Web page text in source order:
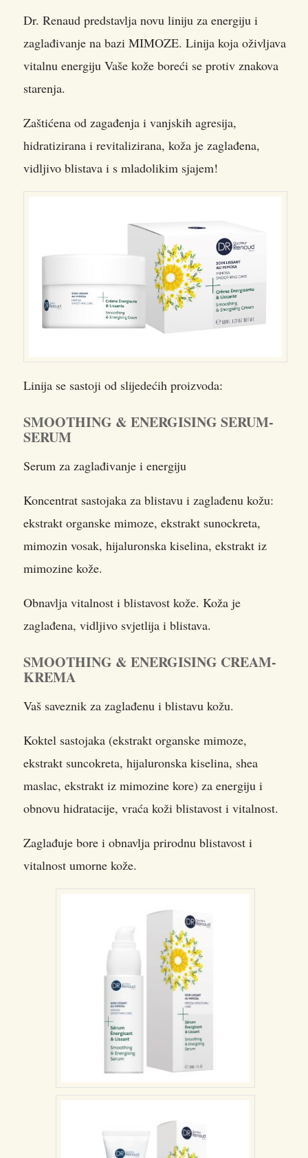
Dr. Renaud predstavlja novu liniju za energiju i
zaglađivanje na bazi MIMOZE. Linija koja oživljava
vitalnu energiju Vaše kože boreći se protiv znakova
starenja.
Zaštićena od zagađenja i vanjskih agresija,
hidratizirana i revitalizirana, koža je zaglađena,
vidljivo blistava i s mladolikim sjajem!
Linija se sastoji od slijedećih proizvoda:
SMOOTHING & ENERGISING SERUM-
SERUM
Serum za zaglađivanje i energiju
Koncentrat sastojaka za blistavu i zaglađenu kožu:
ekstrakt organske mimoze, ekstrakt sunockreta,
mimozin vosak, hijaluronska kiselina, ekstrakt iz
mimozine kože.
Obnavlja vitalnost i blistavost kože. Koža je
zaglađena, vidljivo svjetlija i blistava.
SMOOTHING & ENERGISING CREAM-
KREMA
Vaš saveznik za zaglađenu i blistavu kožu.
Koktel sastojaka (ekstrakt organske mimoze,
ekstrakt suncokreta, hijaluronska kiselina, shea
maslac, ekstrakt iz mimozine kore) za energiju i
obnovu hidratacije, vraća koži blistavost i vitalnost.
Zaglađuje bore i obnavlja prirodnu blistavost i
vitalnost umorne kože.